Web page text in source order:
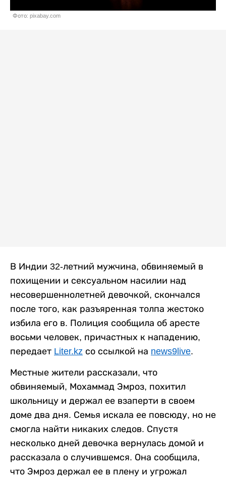
Фото: pixabay.com
В Индии 32-летний мужчина, обвиняемый в
похищении и сексуальном насилии над
несовершеннолетней девочкой, скончался
после того, как разъяренная толпа жестоко
избила его в. Полиция сообщила об аресте
восьми человек, причастных к нападению,
передает Liter.kz со ссылкой на news9live.
Местные жители рассказали, что
обвиняемый, Мохаммад Эмроз, похитил
школьницу и держал ее взаперти в своем
доме два дня. Семья искала ее повсюду, но не
смогла найти никаких следов. Спустя
несколько дней девочка вернулась домой и
рассказала о случившемся. Она сообщила,
что Эмроз держал ее в плену и угрожал